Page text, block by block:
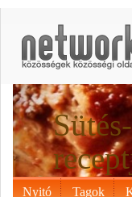
Nyitó Tagok